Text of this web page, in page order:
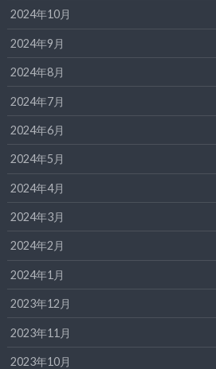
2024年10月
2024年9月
2024年8月
2024年7月
2024年6月
2024年5月
2024年4月
2024年3月
2024年2月
2024年1月
2023年12月
2023年11月
2023年10月